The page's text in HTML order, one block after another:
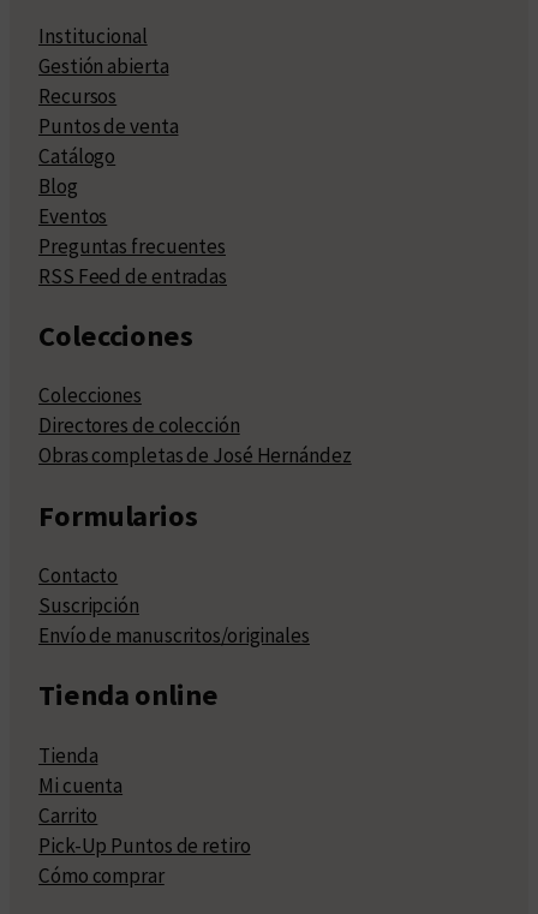
Institucional
Gestión abierta
Recursos
Puntos de venta
Catálogo
Blog
Eventos
Preguntas frecuentes
RSS Feed de entradas
Colecciones
Colecciones
Directores de colección
Obras completas de José Hernández
Formularios
Contacto
Suscripción
Envío de manuscritos/originales
Tienda online
Tienda
Mi cuenta
Carrito
Pick-Up Puntos de retiro
Cómo comprar